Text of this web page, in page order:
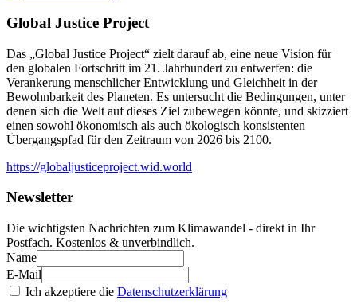
Global Justice Project
Das „Global Justice Project“ zielt darauf ab, eine neue Vision für
den globalen Fortschritt im 21. Jahrhundert zu entwerfen: die
Verankerung menschlicher Entwicklung und Gleichheit in der
Bewohnbarkeit des Planeten. Es untersucht die Bedingungen, unter
denen sich die Welt auf dieses Ziel zubewegen könnte, und skizziert
einen sowohl ökonomisch als auch ökologisch konsistenten
Übergangspfad für den Zeitraum von 2026 bis 2100.
https://globaljusticeproject.wid.world
Newsletter
Die wichtigsten Nachrichten zum Klimawandel - direkt in Ihr
Postfach. Kostenlos & unverbindlich.
Name
E-Mail
Ich akzeptiere die Datenschutzerklärung